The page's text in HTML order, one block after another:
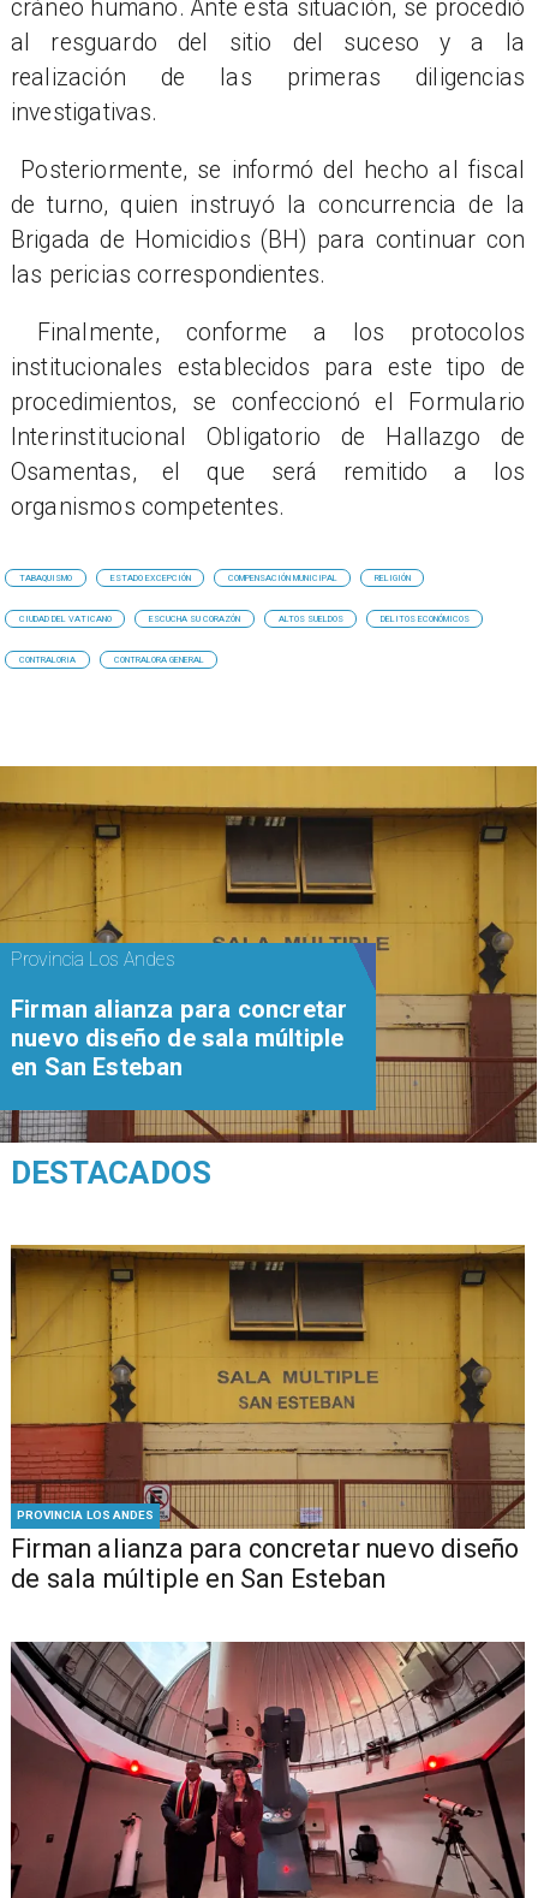
cráneo humano. Ante esta situación, se procedió
al resguardo del sitio del suceso y a la
realización de las primeras diligencias
investigativas.
Posteriormente, se informó del hecho al fiscal
de turno, quien instruyó la concurrencia de la
Brigada de Homicidios (BH) para continuar con
las pericias correspondientes.
Finalmente, conforme a los protocolos
institucionales establecidos para este tipo de
procedimientos, se confeccionó el Formulario
Interinstitucional Obligatorio de Hallazgo de
Osamentas, el que será remitido a los
organismos competentes.
TABAQUISMO ESTADO EXCEPCIÓN COMPENSACIÓN MUNICIPAL RELIGIÓN
CIUDAD DEL VATICANO ESCUCHA SU CORAZÓN ALTOS SUELDOS DELITOS ECONÓMICOS
CONTRALORIA CONTRALORA GENERAL
PROVINCIA LOS ANDES
​​Firman alianza para concretar nuevo diseño
de sala múltiple en San Esteban
Provincia Los Andes
​​Firman alianza para concretar
nuevo diseño de sala múltiple
en San Esteban
DESTACADOS